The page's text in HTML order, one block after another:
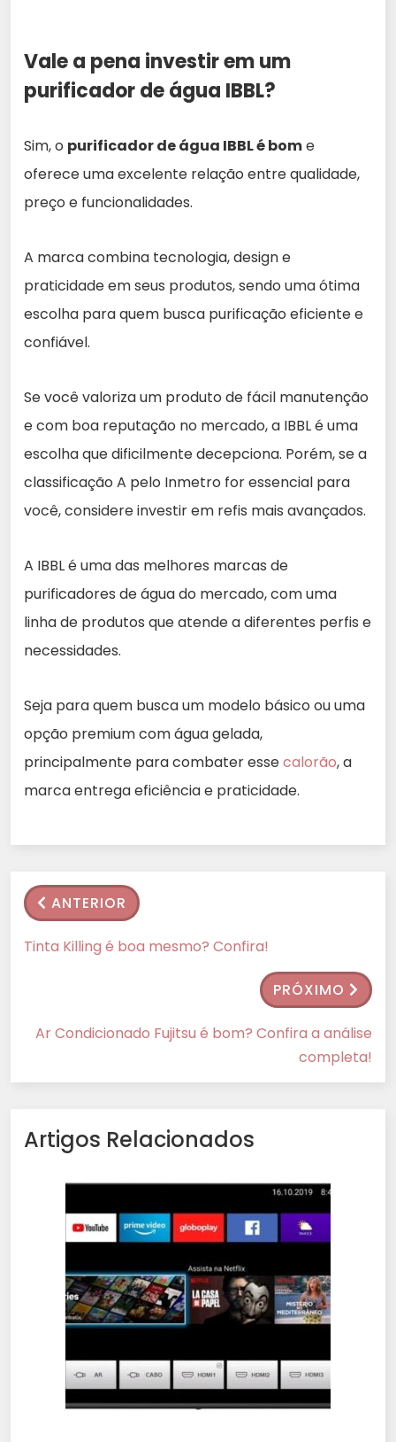
Vale a pena investir em um
purificador de água IBBL?
Sim, o purificador de água IBBL é bome
oferece uma excelente relação entre qualidade,
preço e funcionalidades.
A marca combina tecnologia, design e
praticidade em seus produtos, sendo uma ótima
escolha para quem busca purificação eficiente e
confiável.
Se você valoriza um produto de fácil manutenção
e com boa reputação no mercado, a IBBL é uma
escolha que dificilmente decepciona. Porém, se a
classificação A pelo Inmetro for essencial para
você, considere investir em refis mais avançados.
A IBBL é uma das melhores marcas de
purificadores de água do mercado, com uma
linha de produtos que atende a diferentes perfis e
necessidades.
Seja para quem busca um modelo básico ou uma
opção premium com água gelada,
principalmente para combater essecalorão, a
marca entrega eficiência e praticidade.
ANTERIOR
Tinta Killing é boa mesmo? Confira!
PRÓXIMO
Ar Condicionado Fujitsu é bom? Confira a análise
completa!
Artigos Relacionados